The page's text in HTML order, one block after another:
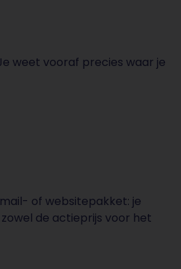
weet vooraf precies waar je
of websitepakket: je
zowel de actieprijs voor het